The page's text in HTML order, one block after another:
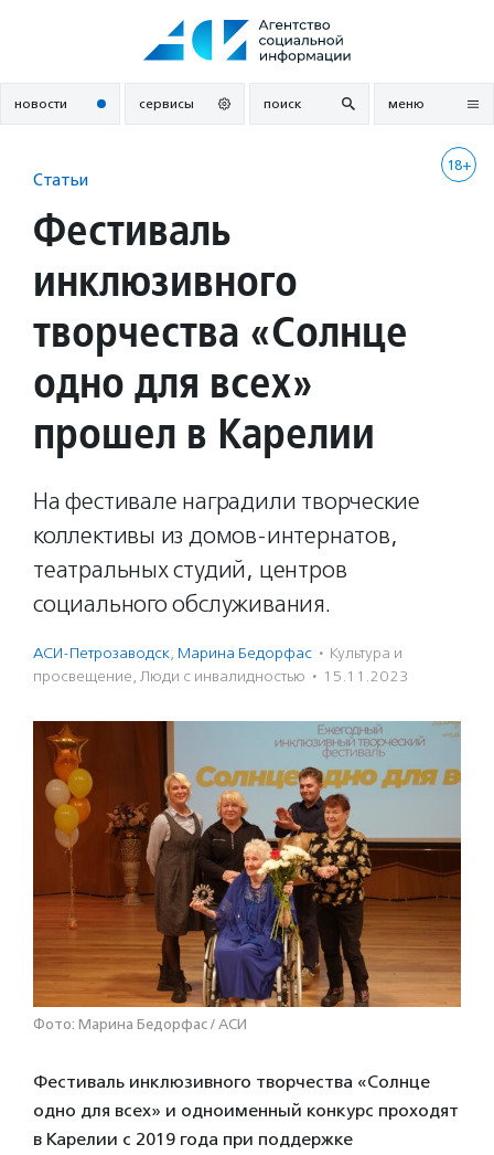
новости сервисы поиск меню
18+
Статьи
Фестиваль
инклюзивного
творчества «Солнце
одно для всех»
прошел в Карелии
На фестивале наградили творческие
коллективы из домов-интернатов,
театральных студий, центров
социального обслуживания.
АСИ-Петрозаводск, Марина Бедорфас · Культура и
просвещение, Люди с инвалидностью · 15.11.2023
Фото: Марина Бедорфас / АСИ
Фестиваль инклюзивного творчества «Солнце
одно для всех» и одноименный конкурс проходят
в Карелии с 2019 года при поддержке